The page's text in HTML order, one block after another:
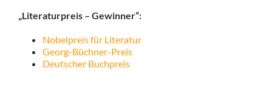
„Literaturpreis – Gewinner“:
Nobelpreis für Literatur
Georg-Büchner-Preis
Deutscher Buchpreis